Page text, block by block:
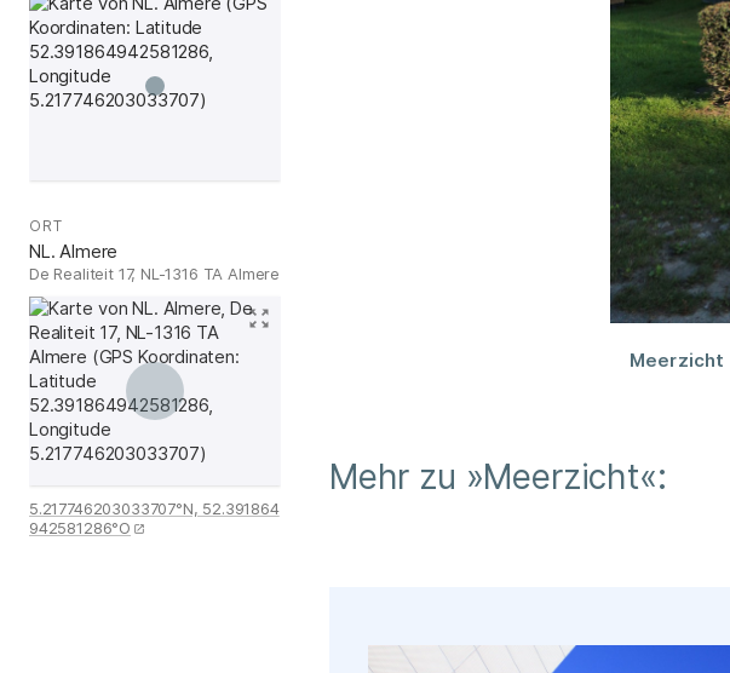
ORT
NL. Almere
De Realiteit 17, NL-1316 TA Almere
5.217746203033707°N, 52.391864
942581286°O
Meerzicht
Mehr zu »Meerzicht«: